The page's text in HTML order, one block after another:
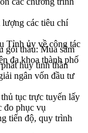
các tiêu chí
Tỉnh ủy về công tác
huy tinh thần
ngân vốn đầu tư
tục trực tuyến lấy
đo phục vụ
tiến độ, quy trình
gói thầu: Mua sắm
đa khoa thành phố